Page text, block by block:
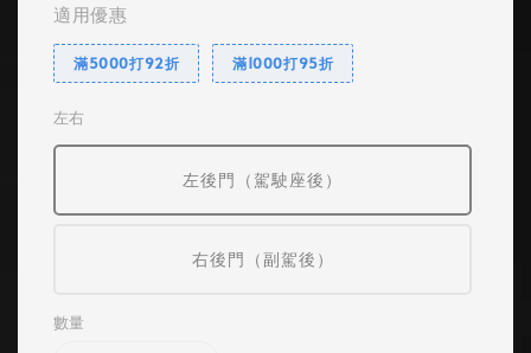
適用優惠
滿5000打92折 滿1000打95折
左右
左後門（駕駛座後）
右後門（副駕後）
數量